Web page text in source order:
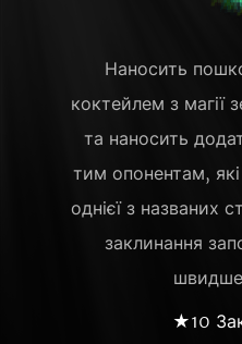
Наносить
коктейлем з магії
та наносить
тим опонентам,
однієї з названих
заклинання
★10